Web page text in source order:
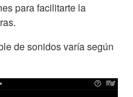
para facilitarte la
de sonidos varía según